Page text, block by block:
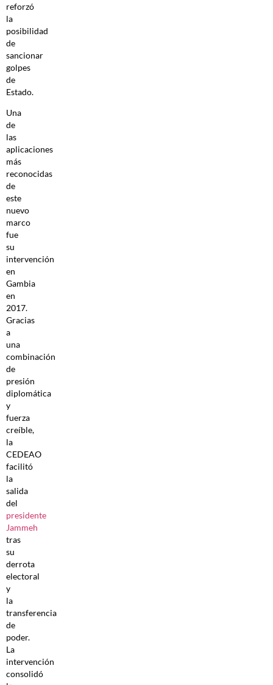
reforzó
la
posibilidad
de
sancionar
golpes
de
Estado.
Una
de
las
aplicaciones
más
reconocidas
de
este
nuevo
marco
fue
su
intervención
en
Gambia
en
2017.
Gracias
a
una
combinación
de
presión
diplomática
y
fuerza
creíble,
la
CEDEAO
facilitó
la
salida
del
presidente
Jammeh
tras
su
derrota
electoral
y
la
transferencia
de
poder.
La
intervención
consolidó